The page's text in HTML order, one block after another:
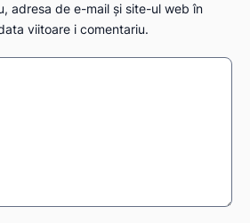
adresa de e-mail și site-ul web în
viitoare i comentariu.